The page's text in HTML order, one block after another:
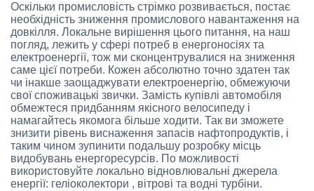
Оскільки промисловість стрімко розвивається, постає
необхідність зниження промислового навантаження на
довкілля. Локальне вирішення цього питання, на наш
погляд, лежить у сфері потреб в енергоносіях та
електроенергії, тож ми сконцентрувалися на зниження
саме цієї потреби. Кожен абсолютно точно здатен так
чи інакше заощаджувати електроенергію, обмежуючи
свої споживацькі звички. Замість купівлі автомобіля
обмежтеся придбанням якісного велосипеду і
намагайтесь якомога більше ходити. Так ви зможете
знизити рівень виснаження запасів нафтопродуктів, і
таким чином зупинити подальшу розробку місць
видобувань енергоресурсів. По можливості
використовуйте локально відновлювальні джерела
енергії: геліоколектори , вітрові та водні турбіни.